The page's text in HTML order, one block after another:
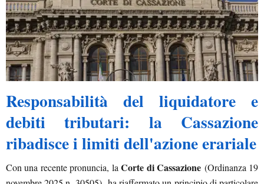
Responsabilità del liquidatore e
debiti tributari: la Cassazione
ribadisce i limiti dell'azione erariale
Con una recente pronuncia, laCorte di Cassazione (Ordinanza 19